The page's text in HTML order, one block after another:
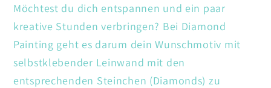
Möchtest du dich entspannen und ein paar
kreative Stunden verbringen? Bei Diamond
Painting geht es darum dein Wunschmotiv mit
selbstklebender Leinwand mit den
entsprechenden Steinchen (Diamonds) zu